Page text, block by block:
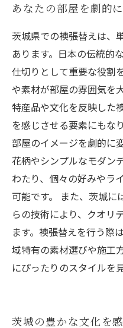
あなたの部屋を劇的
茨城県での襖張替えは、
あります。日本の伝統的
仕切りとして重要な役割
や素材が部屋の雰囲気を
特産品や文化を反映した
を感じさせる要素にもな
部屋のイメージを劇的に
花柄やシンプルなモダン
わたり、個々の好みやラ
可能です。 また、茨城
らの技術により、クオリ
ます。襖張替えを行う際
域特有の素材選びや施工
にぴったりのスタイルを
茨城の豊かな文化を